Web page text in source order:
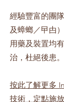
經驗豐富的團
及蟑螂／曱甴
用藥及裝置均
治，杜絕後患。
按此了解更多
技術，定點施